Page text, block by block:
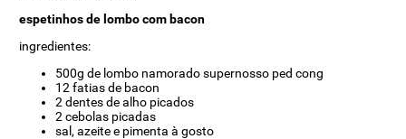
espetinhos de lombo com bacon
ingredientes:
500g de lombo namorado supernosso ped cong
12 fatias de bacon
2 dentes de alho picados
2 cebolas picadas
sal, azeite e pimenta à gosto